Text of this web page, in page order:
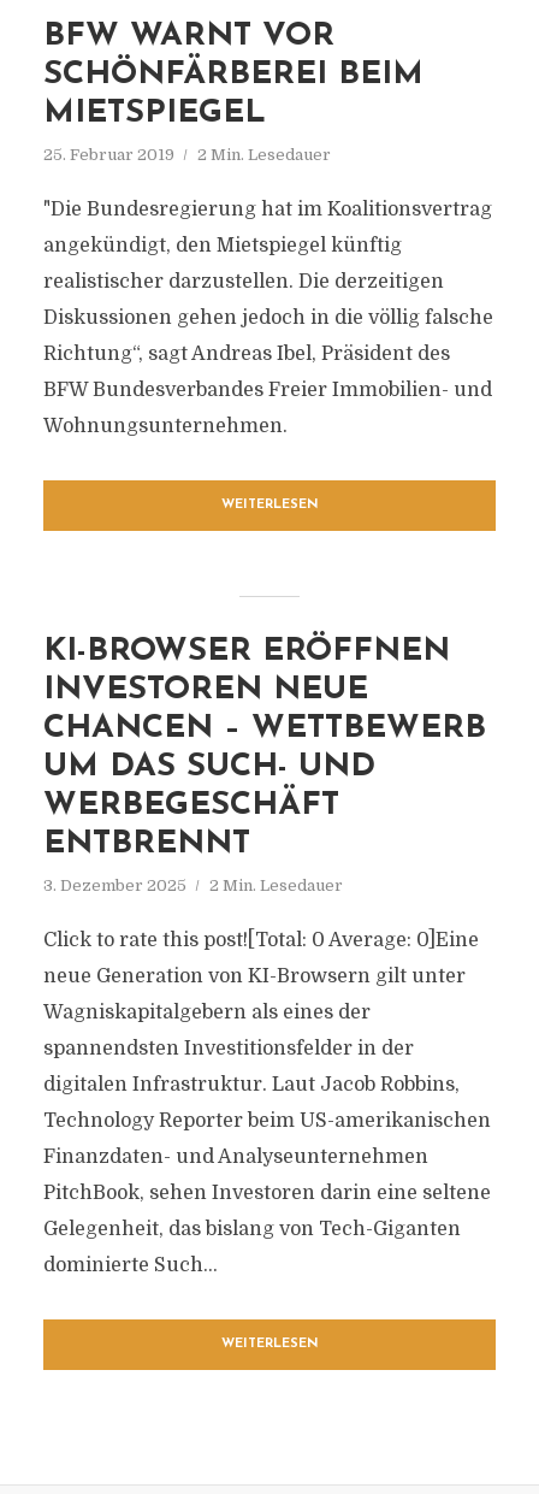
BFW WARNT VOR
SCHÖNFÄRBEREI BEIM
MIETSPIEGEL
25. Februar 2019 2 Min. Lesedauer
"Die Bundesregierung hat im Koalitionsvertrag
angekündigt, den Mietspiegel künftig
realistischer darzustellen. Die derzeitigen
Diskussionen gehen jedoch in die völlig falsche
Richtung“, sagt Andreas Ibel, Präsident des
BFW Bundesverbandes Freier Immobilien- und
Wohnungsunternehmen.
WEITERLESEN
KI-BROWSER ERÖFFNEN
INVESTOREN NEUE
CHANCEN – WETTBEWERB
UM DAS SUCH- UND
WERBEGESCHÄFT
ENTBRENNT
3. Dezember 2025 2 Min. Lesedauer
Click to rate this post![Total: 0 Average: 0]Eine
neue Generation von KI-Browsern gilt unter
Wagniskapitalgebern als eines der
spannendsten Investitionsfelder in der
digitalen Infrastruktur. Laut Jacob Robbins,
Technology Reporter beim US-amerikanischen
Finanzdaten- und Analyseunternehmen
PitchBook, sehen Investoren darin eine seltene
Gelegenheit, das bislang von Tech-Giganten
dominierte Such...
WEITERLESEN